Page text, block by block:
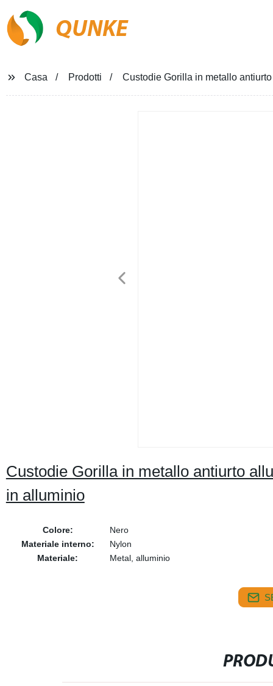
QUNKE
Casa Prodotti Custodie Gorilla in metallo
Custodie Gorilla in metallo antiurto
in alluminio
Colore:
Nero
Materiale interno:
Nylon
Materiale:
Metal, alluminio